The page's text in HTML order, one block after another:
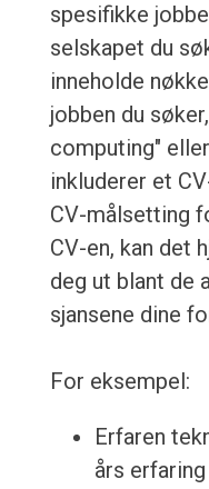
spesifikke
selskapet du
inneholde
jobben du
computing"
inkluderer et
CV-målsetting
CV-en, kan det
deg ut blant de
sjansene dine
For eksempel:
Erfaren
års